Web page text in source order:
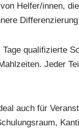
Helfer/innen,
qualifizierte
Jeder
auch für